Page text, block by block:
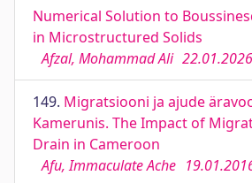
Numerical Solution to
in Microstructured Solids
Afzal, Mohammad Ali 22.01.2026
149. Migratsiooni ja ajude
Kamerunis. The Impact of
Drain in Cameroon
Afu, Immaculate Ache